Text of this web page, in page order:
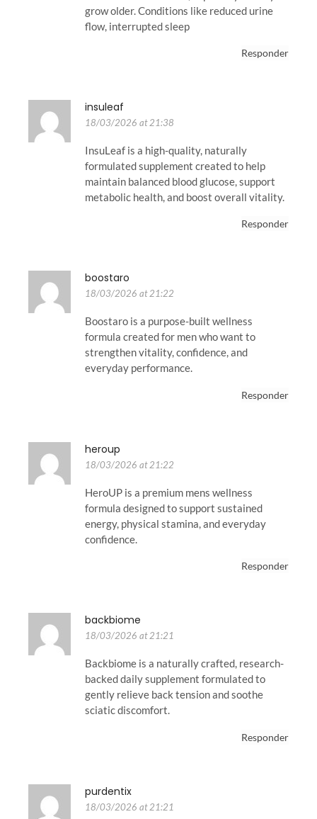
grow older. Conditions like reduced urine
flow, interrupted sleep
Responder
insuleaf
18/03/2026 at 21:38
InsuLeaf is a high-quality, naturally
formulated supplement created to help
maintain balanced blood glucose, support
metabolic health, and boost overall vitality.
Responder
boostaro
18/03/2026 at 21:22
Boostaro is a purpose-built wellness
formula created for men who want to
strengthen vitality, confidence, and
everyday performance.
Responder
heroup
18/03/2026 at 21:22
HeroUP is a premium mens wellness
formula designed to support sustained
energy, physical stamina, and everyday
confidence.
Responder
backbiome
18/03/2026 at 21:21
Backbiome is a naturally crafted, research-
backed daily supplement formulated to
gently relieve back tension and soothe
sciatic discomfort.
Responder
purdentix
18/03/2026 at 21:21